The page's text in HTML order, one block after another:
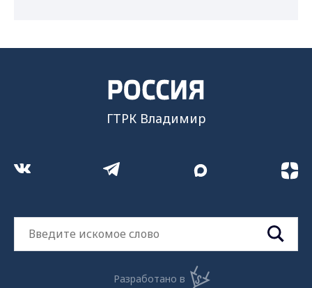
ГТРК Владимир
Разработано в